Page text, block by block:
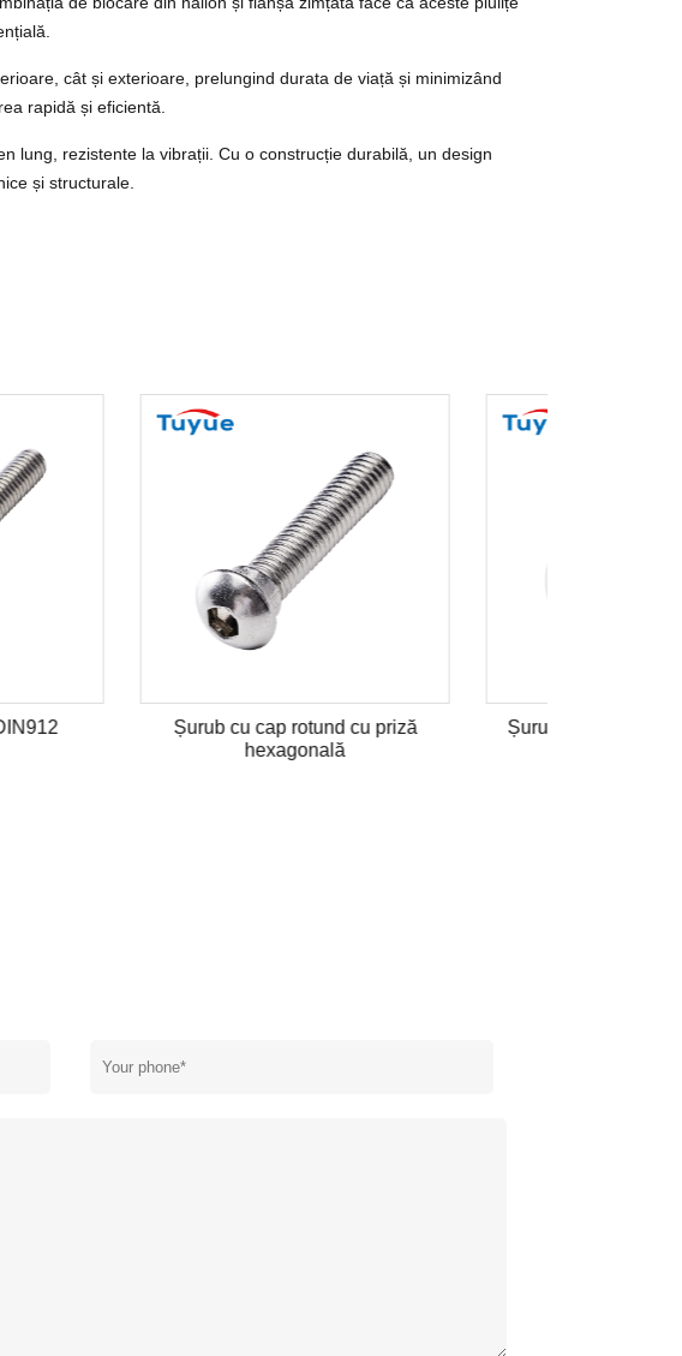
cât și exterioare, prelungind durata de viață și minimizând
rapidă și eficientă.
lung, rezistente la vibrații. Cu o construcție durabilă, un design
și structurale.
Șurub T Șuruburi cu canelă în T